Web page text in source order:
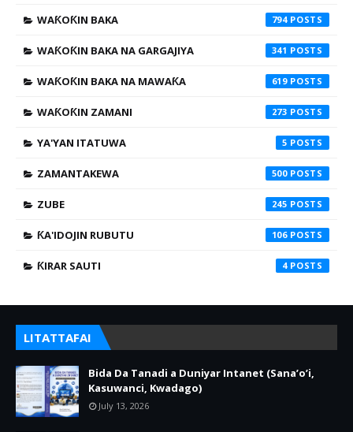
WAƘOƘIN BAKA 794
WAƘOƘIN BAKA NA GARGAJIYA 341
WAƘOƘIN BAKA NA MAWAƘA 619
WAƘOƘIN ZAMANI 273
YA'YAN ITATUWA 5
ZAMANTAKEWA 500
ZUBE 245
ƘA'IDOJIN RUBUTU 106
ƘIRAR SAUTI 4
LITATTAFAI
Bida Da Tanadi a Duniyar Intanet (Sana’o’i,
Kasuwanci, Kwadago)
July 13, 2026